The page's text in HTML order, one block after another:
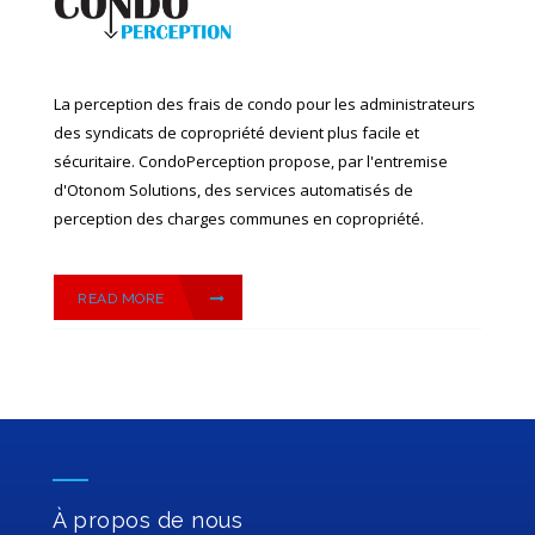
La perception des frais de condo pour les administrateurs
des syndicats de copropriété devient plus facile et
sécuritaire. CondoPerception propose, par l'entremise
d'Otonom Solutions, des services automatisés de
perception des charges communes en copropriété.
READ MORE
À propos de nous